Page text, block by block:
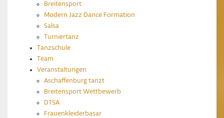
Breitensport
Modern Jazz Dance Formation
Salsa
Turniertanz
Tanzschule
Team
Veranstaltungen
Aschaffenburg tanzt
Breitensport Wettbewerb
DTSA
Frauenkleiderbasar